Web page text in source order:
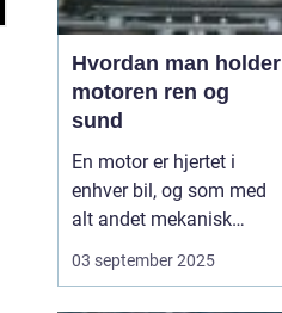
Hvordan man holder
motoren ren og
sund
En motor er hjertet i
enhver bil, og som med
alt andet mekanisk
udstyr kræver den
omsorg for at fungere
03 september 2025